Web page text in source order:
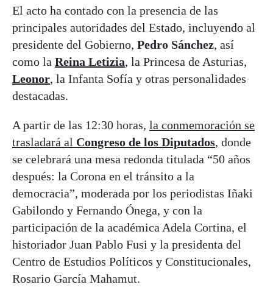
El acto ha contado con la presencia de las
principales autoridades del Estado, incluyendo al
presidente del Gobierno, Pedro Sánchez, así
como la Reina Letizia, la Princesa de Asturias,
Leonor, la Infanta Sofía y otras personalidades
destacadas.
A partir de las 12:30 horas, la conmemoración se
trasladará al Congreso de los Diputados, donde
se celebrará una mesa redonda titulada “50 años
después: la Corona en el tránsito a la
democracia”, moderada por los periodistas Iñaki
Gabilondo y Fernando Ónega, y con la
participación de la académica Adela Cortina, el
historiador Juan Pablo Fusi y la presidenta del
Centro de Estudios Políticos y Constitucionales,
Rosario García Mahamut.